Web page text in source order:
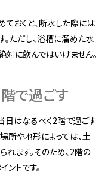
おくと、断水した際には
ただし、浴槽に溜めた水
に飲んではいけません。
で過ごす
日はなるべく2階で過ごす
所や地形によっては、土
ます。そのため、2階の
トです。